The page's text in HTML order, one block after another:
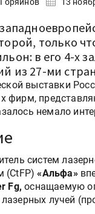
только
в его 4-х
из 27-ми
выставки
фирм,
немало
систем
(CtFP)«Альфа»
Fg, оснащаемую
лучей